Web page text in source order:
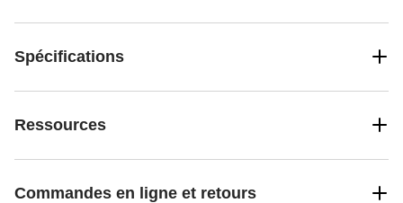
Spécifications
Ressources
Commandes en ligne et retours